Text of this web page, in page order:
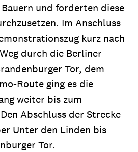
und forderten diese
Im Anschluss
kurz nach
durch die Berliner
Tor, dem
Route ging es die
weiter bis zum
Abschluss der Strecke
Unter den Linden bis
Tor.